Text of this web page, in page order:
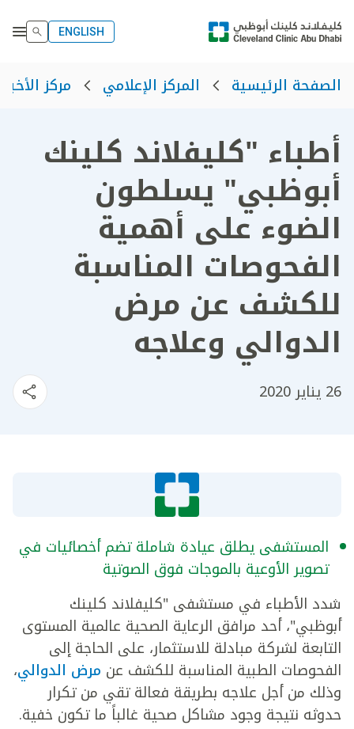
ENGLISH
الصفحة الرئيسية المركز الإعلامي مركز الأخبار
أطباء "كليفلاند كلينك
أبوظبي" يسلطون
الضوء على أهمية
الفحوصات المناسبة
للكشف عن مرض
الدوالي وعلاجه
26 يناير 2020
المستشفى يطلق عيادة شاملة تضم أخصائيات في
تصوير الأوعية بالموجات فوق الصوتية
شدد الأطباء في مستشفى "كليفلاند كلينك
أبوظبي"، أحد مرافق الرعاية الصحية عالمية المستوى
التابعة لشركة مبادلة للاستثمار، على الحاجة إلى
الفحوصات الطبية المناسبة للكشف عن مرض الدوالي،
وذلك من أجل علاجه بطريقة فعالة تقي من تكرار
حدوثه نتيجة وجود مشاكل صحية غالباً ما تكون خفية.